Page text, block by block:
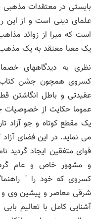
بایستی در معتقدات
علمای دینی است و از این
است که مبرا از زوائد
یک معنا معتقد به یک
نظری به دیدگاههای
کسروی همچون جشن کتاب
عقیدتی و باطل انگاشتن
عموما حکایت از خصوصیات
یک مقطع کوتاه و جو آزاد
می نماید. در این فضای
قوای متفقین ایجاد گردید
و مشهور خاص و عام
کسروی که خود را "
شرقی معاصر و پیشین وی و
آشنایی کامل با تعالیم